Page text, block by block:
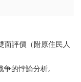
面評價（附原住民人
的悖論分析。